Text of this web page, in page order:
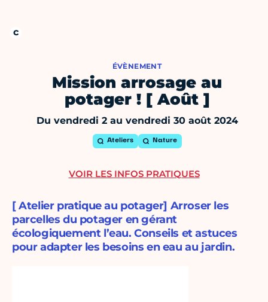
ÉVÈNEMENT
Mission arrosage au
potager ! [ Août ]
Du vendredi 2 au vendredi 30 août 2024
Ateliers Nature
[ Atelier pratique au potager] Arroser les
parcelles du potager en gérant
écologiquement l’eau. Conseils et astuces
pour adapter les besoins en eau au jardin.
VOIR LES INFOS PRATIQUES